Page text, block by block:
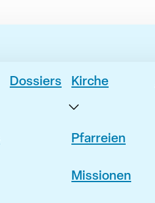
Dossiers Kirche
Pfarreien
Missionen